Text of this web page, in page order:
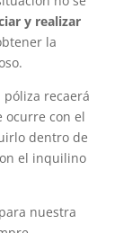
y realizar
la
recaerá
ocurre con el
dentro de
el inquilino
nuestra